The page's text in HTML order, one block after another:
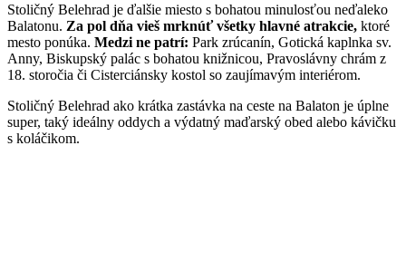
Stoličný Belehrad je ďalšie miesto s bohatou minulosťou neďaleko
Balatonu. Za pol dňa vieš mrknúť všetky hlavné atrakcie, ktoré
mesto ponúka. Medzi ne patrí: Park zrúcanín, Gotická kaplnka sv.
Anny, Biskupský palác s bohatou knižnicou, Pravoslávny chrám z
18. storočia či Cisterciánsky kostol so zaujímavým interiérom.
Stoličný Belehrad ako krátka zastávka na ceste na Balaton je úplne
super, taký ideálny oddych a výdatný maďarský obed alebo kávičku
s koláčikom.